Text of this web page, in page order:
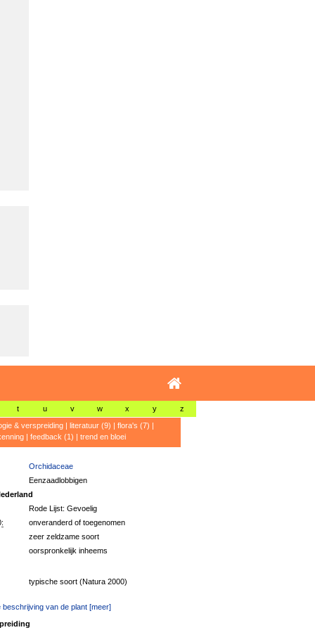
t u v w x y z
& verspreiding| literatuur (9) | flora's (7) |
| feedback (1) | trend en bloei
Orchidaceae
Eenzaadlobbigen
Rode Lijst: Gevoelig
onveranderd of toegenomen
zeer zeldzame soort
oorspronkelijk inheems
typische soort (Natura 2000)
beschrijving van de plant [meer]